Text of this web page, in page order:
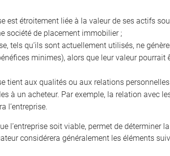
est étroitement liée à la valeur de ses actifs
société de placement immobilier ;
tels qu’ils sont actuellement utilisés, ne
minimes), alors que leur valeur
tient aux qualités ou aux relations
à un acheteur. Par exemple, la relation avec
l’entreprise.
l’entreprise soit viable, permet de déterminer
considérera généralement les éléments